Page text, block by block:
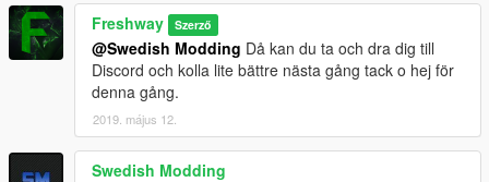
Freshway Szerző
@Swedish Modding Då kan du ta och dra dig till
Discord och kolla lite bättre nästa gång tack o hej för
denna gång.
2019. május 12.
Swedish Modding